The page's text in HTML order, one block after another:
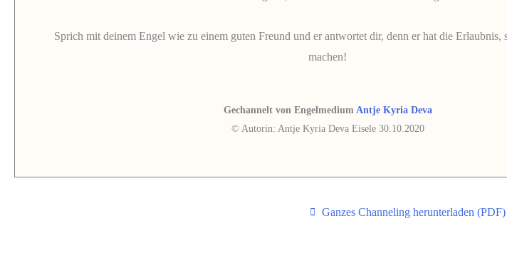
Sprich mit deinem Engel wie zu einem guten Freund und er antwortet dir, denn er hat die Erlaubnis,
machen!
Gechannelt von Engelmedium Antje Kyria Deva
© Autorin: Antje Kyria Deva Eisele 30.10.2020
Ganzes Channeling herunterladen (PDF)